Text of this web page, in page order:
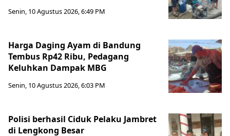
Senin, 10 Agustus 2026, 6:49 PM
Harga Daging Ayam di Bandung
Tembus Rp42 Ribu, Pedagang
Keluhkan Dampak MBG
Senin, 10 Agustus 2026, 6:03 PM
Polisi berhasil Ciduk Pelaku Jambret
di Lengkong Besar